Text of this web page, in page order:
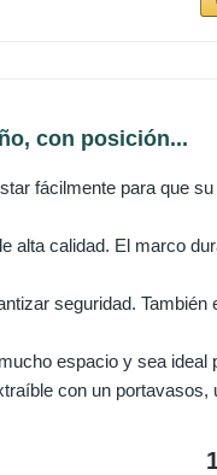
con posición...
fácilmente para que
alta calidad. El marco
seguridad. También
espacio y sea ideal
con un portavasos,